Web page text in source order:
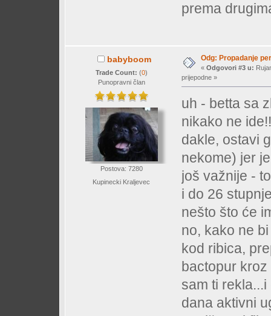
prema
babyboom
Trade Count: (0)
Punopravni član
Postova: 7280
Kupinecki Kraljevec
Odg: Propadanje
« Odgovori #3 u:
prijepodne »
uh - betta sa
nikako ne
dakle, ostavi
nekome) jer
još važnije -
i do 26
nešto što će
no, kako ne
kod ribica,
bactopur
sam ti
dana aktivni